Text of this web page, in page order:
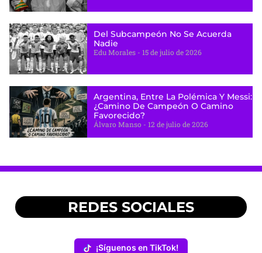
Del Subcampeón No Se Acuerda
Nadie
Edu Morales 15 de julio de 2026
Argentina, Entre La Polémica Y Messi:
¿camino De Campeón O Camino
Favorecido?
Álvaro Manso 12 de julio de 2026
REDES SOCIALES
¡Síguenos en TikTok!